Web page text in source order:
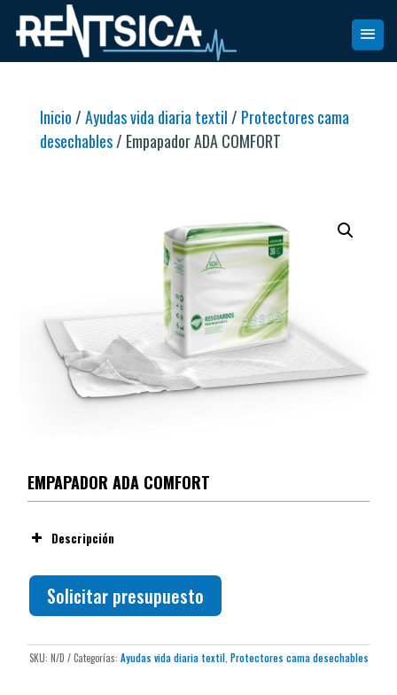
Inicio /Ayudas vida diaria textil / Protectores cama
desechables/ Empapador ADA COMFORT
EMPAPADOR ADA COMFORT
Descripción
Solicitar presupuesto
SKU: N/D Categorías: Ayudas vida diaria textil, Protectores cama desechables